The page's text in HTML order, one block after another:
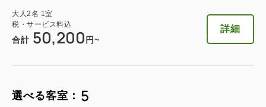
大人 2名 1 室
税・サービス料込
合計 50,200 円~
詳細
選べる客室： 5